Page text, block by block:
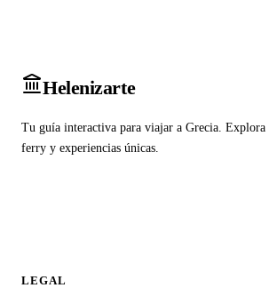
Helenizarte
Tu guía interactiva para viajar a Grecia. Explora
ferry y experiencias únicas.
LEGAL